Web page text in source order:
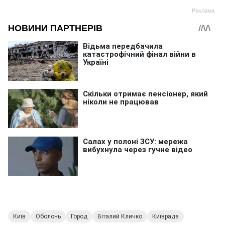
Київ Оболонь Город Віталий Кличко Київрада